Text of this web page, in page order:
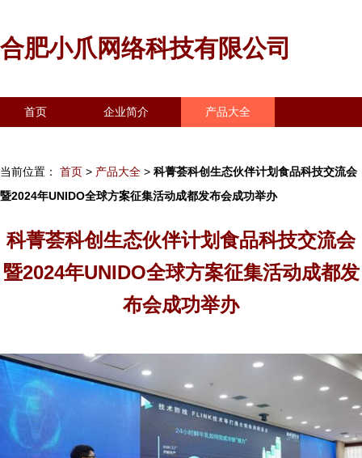
合肥小爪网络科技有限公司
首页 企业简介 产品大全
当前位置： 首页 > 产品大全 > 科菁荟科创生态伙伴计划食品科技交流会
暨2024年UNIDO全球方案征集活动成都发布会成功举办
科菁荟科创生态伙伴计划食品科技交流会
暨2024年UNIDO全球方案征集活动成都发
布会成功举办